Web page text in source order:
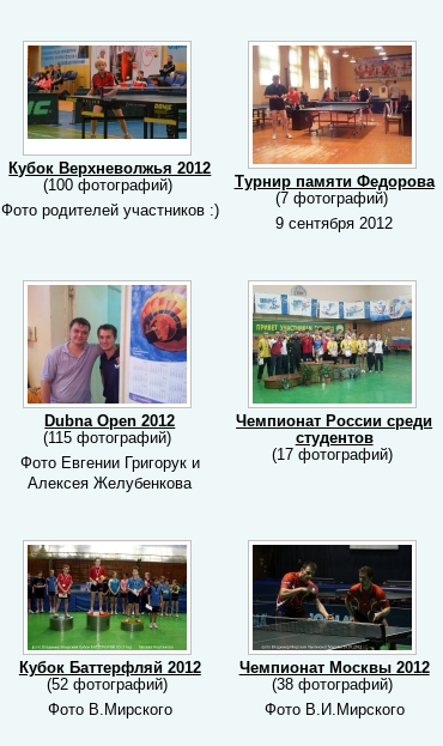
Кубок Верхневолжья 2012
(100 фотографий)
Фото родителей участников :)
Турнир памяти Федорова
(7 фотографий)
9 сентября 2012
Dubna Open 2012
(115 фотографий)
Фото Евгении Григорук и
Алексея Желубенкова
Чемпионат России среди
студентов
(17 фотографий)
Кубок Баттерфляй 2012
(52 фотографий)
Фото В.Мирского
Чемпионат Москвы 2012
(38 фотографий)
Фото В.И.Мирского